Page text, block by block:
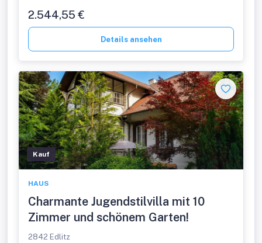
2.544,55 €
Details ansehen
Kauf
HAUS
Charmante Jugendstilvilla mit 10
Zimmer und schönem Garten!
2842 Edlitz